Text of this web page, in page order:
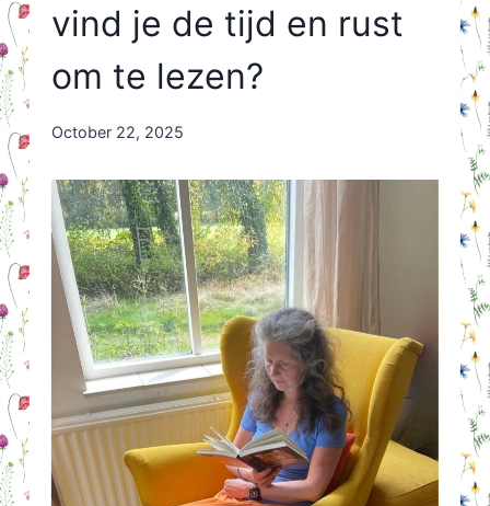
vind je de tijd en rust
om te lezen?
By
Orriëns
October 22, 2025